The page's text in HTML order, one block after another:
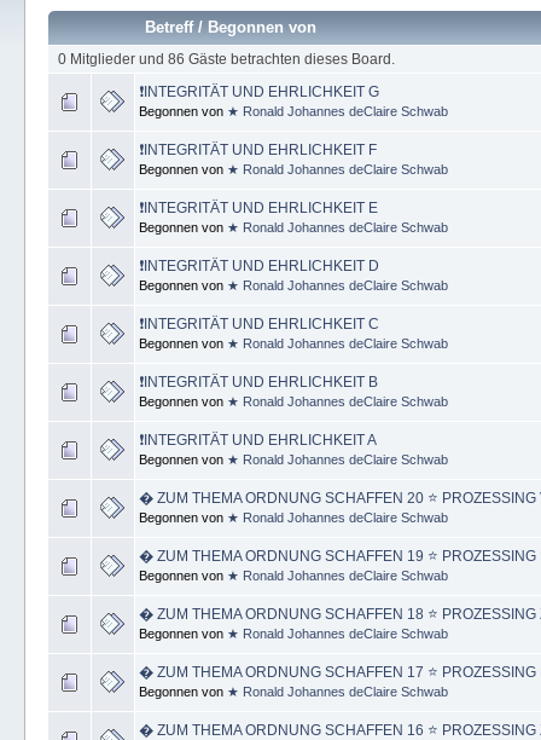
Betreff/ Begonnen von
0 Mitglieder und 86 Gäste betrachten dieses Board.
❗INTEGRITÄT UND EHRLICHKEIT G
Begonnen von ★ Ronald Johannes deClaire Schwab
❗INTEGRITÄT UND EHRLICHKEIT F
Begonnen von ★ Ronald Johannes deClaire Schwab
❗INTEGRITÄT UND EHRLICHKEIT E
Begonnen von ★ Ronald Johannes deClaire Schwab
❗INTEGRITÄT UND EHRLICHKEIT D
Begonnen von ★ Ronald Johannes deClaire Schwab
❗INTEGRITÄT UND EHRLICHKEIT C
Begonnen von ★ Ronald Johannes deClaire Schwab
❗INTEGRITÄT UND EHRLICHKEIT B
Begonnen von ★ Ronald Johannes deClaire Schwab
❗INTEGRITÄT UND EHRLICHKEIT A
Begonnen von ★ Ronald Johannes deClaire Schwab
� ZUM THEMA ORDNUNG SCHAFFEN 20 ⭐️ PROZESSING
Begonnen von ★ Ronald Johannes deClaire Schwab
� ZUM THEMA ORDNUNG SCHAFFEN 19 ⭐️ PROZESSING
Begonnen von ★ Ronald Johannes deClaire Schwab
� ZUM THEMA ORDNUNG SCHAFFEN 18 ⭐️ PROZESSING
Begonnen von ★ Ronald Johannes deClaire Schwab
� ZUM THEMA ORDNUNG SCHAFFEN 17 ⭐️ PROZESSING
Begonnen von ★ Ronald Johannes deClaire Schwab
� ZUM THEMA ORDNUNG SCHAFFEN 16 ⭐️ PROZESSING